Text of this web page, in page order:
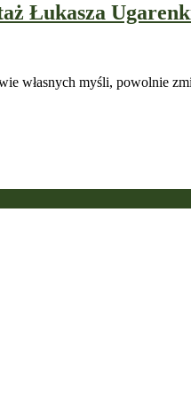
Łukasza
własnych myśli, powolnie